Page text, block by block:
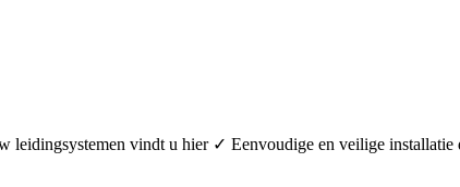
leidingsystemen vindt u hier ✓ Eenvoudige en veilige